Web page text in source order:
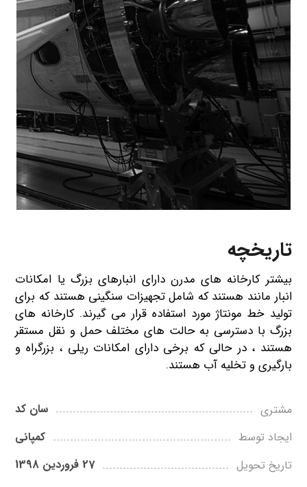
تاریخچه
بیشتر کارخانه های مدرن دارای انبارهای بزرگ یا امکانات
انبار مانند هستند که شامل تجهیزات سنگینی هستند که برای
تولید خط مونتاژ مورد استفاده قرار می گیرند. کارخانه های
بزرگ با دسترسی به حالت های مختلف حمل و نقل مستقر
هستند ، در حالی که برخی دارای امکانات ریلی ، بزرگراه و
بارگیری و تخلیه آب هستند.
مشتری
سان کد
ایجاد توسط
کمپانی
تاریخ تحویل
27 فروردین 1398